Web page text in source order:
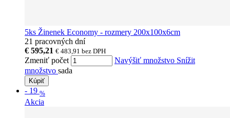
5ks Žinenek Economy - rozmery 200x100x6cm
21 pracovných dní
€ 595,21 € 483,91 bez DPH
Zmeniť počet Navýšiť množstvo Snížit
množstvo sada
Kúpiť
- 19 %
Akcia